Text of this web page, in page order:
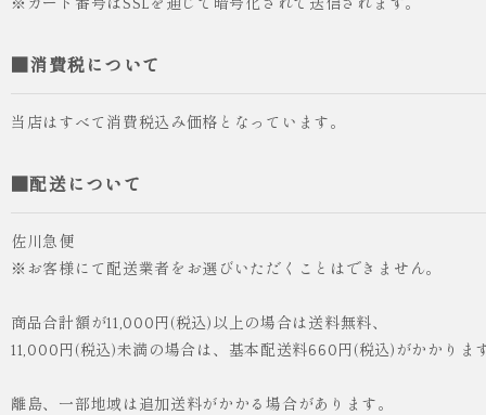
※カード番号はSSLを通じて暗号化されて送信されます。
■消費税について
当店はすべて消費税込み価格となっています。
■配送について
佐川急便
※お客様にて配送業者をお選びいただくことはできません。
商品合計額が11,000円(税込)以上の場合は送料無料、
11,000円(税込)未満の場合は、基本配送料660円(税込)がかかりま
離島、一部地域は追加送料がかかる場合があります。